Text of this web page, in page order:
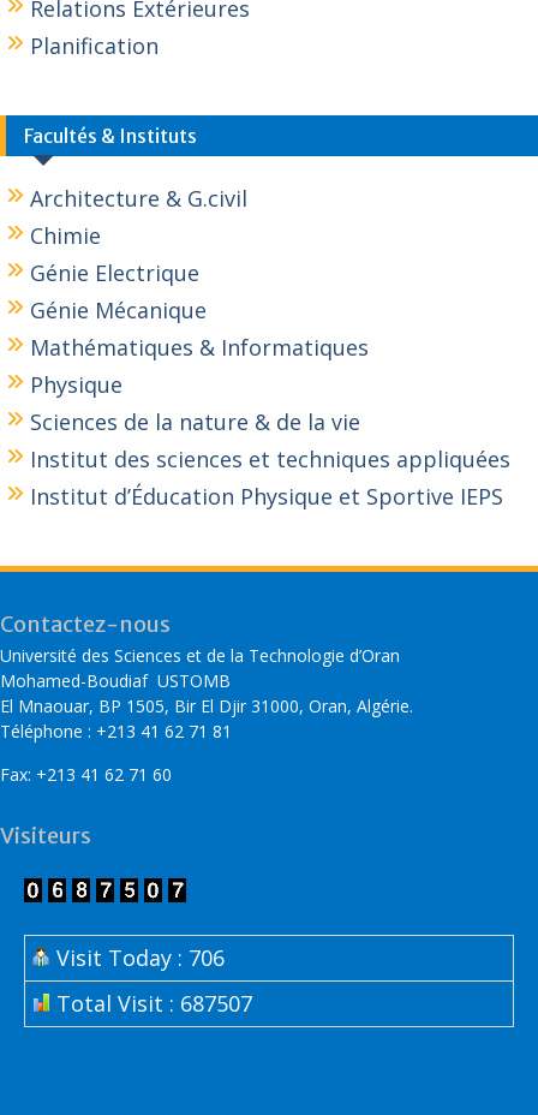
Relations Extérieures
Planification
Facultés & Instituts
Architecture & G.civil
Chimie
Génie Electrique
Génie Mécanique
Mathématiques & Informatiques
Physique
Sciences de la nature & de la vie
Institut des sciences et techniques appliquées
Institut d’Éducation Physique et Sportive IEPS
Contactez-nous
Université des Sciences et de la Technologie d’Oran
Mohamed-Boudiaf USTOMB
El Mnaouar, BP 1505, Bir El Djir 31000, Oran, Algérie.
Téléphone : +213 41 62 71 81
Fax: +213 41 62 71 60
Visiteurs
Visit Today : 706
Total Visit : 687507